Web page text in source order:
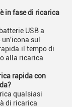
in fase di ricarica
USB a
sul
tempo di
alla ricarica
rapida con
qualsiasi
di ricarica